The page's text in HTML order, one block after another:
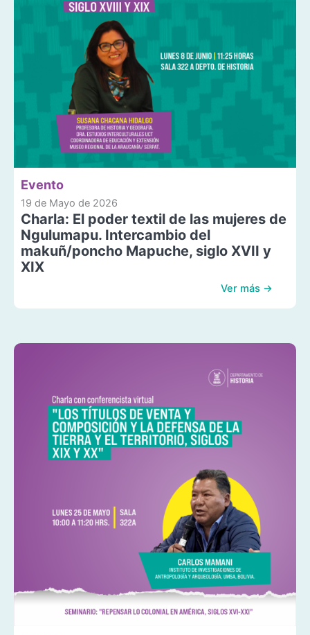
Evento
19 de Mayo de 2026
Charla: El poder textil de las mujeres de
Ngulumapu. Intercambio del
makuñ/poncho Mapuche, siglo XVII y
XIX
Ver más →